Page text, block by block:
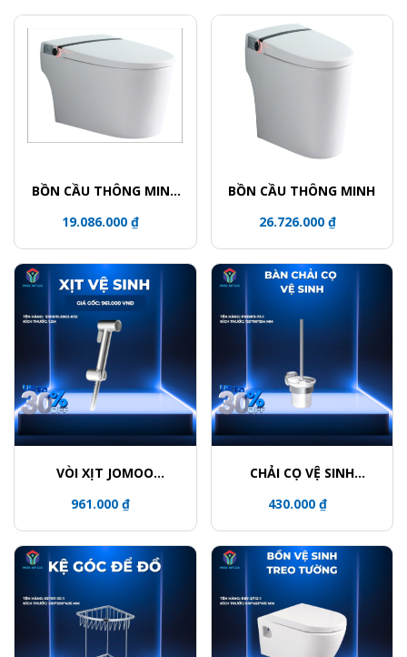
BỒN CẦU THÔNG MINH
TOILET
19.086.000 ₫
BỒN CẦU THÔNG MINH
26.726.000 ₫
VÒI XỊT JOMOO
961.000 ₫
CHẢI CỌ VỆ SINH
430.000 ₫